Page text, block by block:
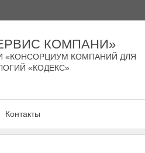
КОМПАНИ»
«КОНСОРЦИУМ КОМПАНИЙ ДЛЯ
«КОДЕКС»
Контакты